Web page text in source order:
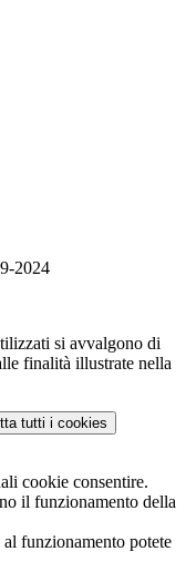
2024
si avvalgono di
finalità illustrate nella
tutti i cookies
cookie consentire.
il funzionamento della
funzionamento potete